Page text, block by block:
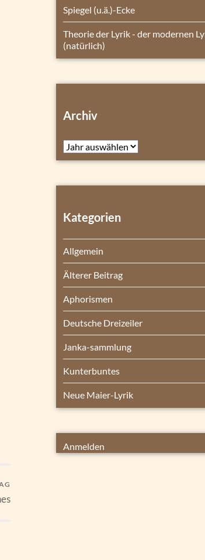
Spiegel (u.ä.)-Ecke
Theorie der Lyrik - der modernen
(natürlich)
Archiv
Archiv
Kategorien
Allgemein
Älterer Beitrag
Aphorismen
Deutsche Dreizeiler
Janka-sammlung
Kunterbuntes
Neue Maier-Lyrik
Anmelden